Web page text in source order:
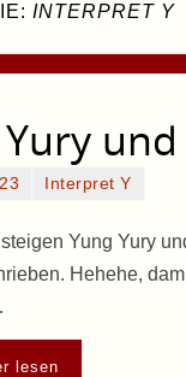
INTERPRET Y
Interpret Y
Yung Yury
Hehehe,
lesen